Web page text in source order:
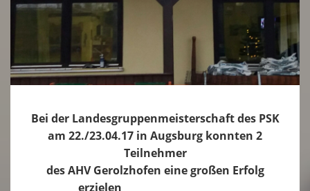
Termine/Ergebnisse 2018
Ergebnisse/Termine 2019
Termine/Ergebnisse 2022
Termine/Ergebnisse 2023
THS
Welpenspielstunde
Bei der Landesgruppenmeisterschaft des PSK
am 22./23.04.17 in Augsburg konnten 2
Teilnehmer
des AHV Gerolzhofen eine großen Erfolg
erzielen